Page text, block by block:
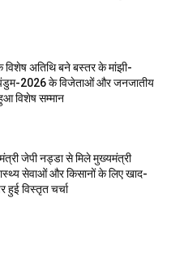
विशेष अतिथि बने बस्तर के मांझी-
2026 के विजेताओं और जनजातीय
विशेष सम्मान
जेपी नड्डा से मिले मुख्यमंत्री
सेवाओं और किसानों के लिए खाद-
हुई विस्तृत चर्चा